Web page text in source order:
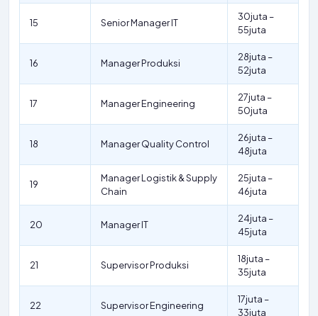
15 Senior Manager IT
30juta –
55juta
16 Manager Produksi
28juta –
52juta
17 Manager Engineering
27juta –
50juta
18 Manager Quality Control
26juta –
48juta
19
Manager Logistik & Supply
Chain
25juta –
46juta
20 Manager IT
24juta –
45juta
21 Supervisor Produksi
18juta –
35juta
22 Supervisor Engineering
17juta –
33juta